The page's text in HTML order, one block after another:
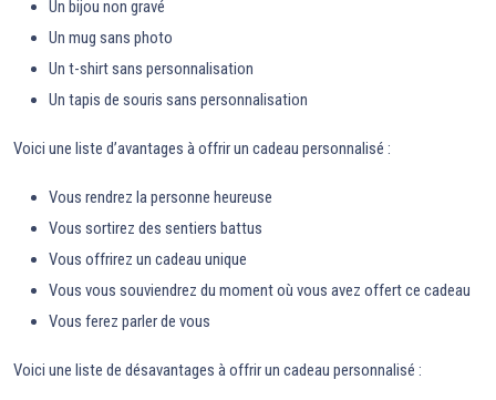
Un bijou non gravé
Un mug sans photo
Un t-shirt sans personnalisation
Un tapis de souris sans personnalisation
Voici une liste d’avantages à offrir un cadeau personnalisé :
Vous rendrez la personne heureuse
Vous sortirez des sentiers battus
Vous offrirez un cadeau unique
Vous vous souviendrez du moment où vous avez offert ce cadeau
Vous ferez parler de vous
Voici une liste de désavantages à offrir un cadeau personnalisé :